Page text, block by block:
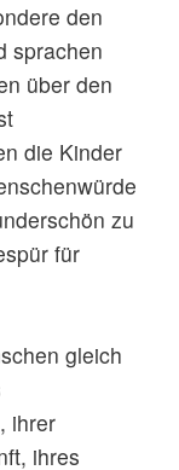
den
sprachen
über den
die Kinder
zu
für
gleich
ihrer
ihres